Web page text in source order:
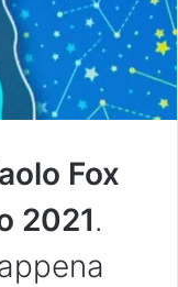
Fox
2021.